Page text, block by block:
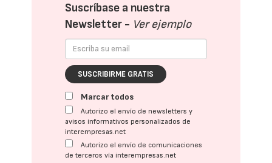
Suscríbase a nuestra
Newsletter - Ver ejemplo
SUSCRIBIRME GRATIS
Marcar todos
Autorizo el envío de newsletters y
avisos informativos personalizados de
interempresas.net
Autorizo el envío de comunicaciones
de terceros vía interempresas.net